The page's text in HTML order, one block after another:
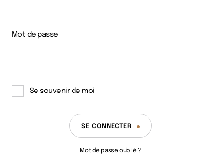
Mot de passe
Se souvenir de moi
SE CONNECTER
Mot de passe oublié ?